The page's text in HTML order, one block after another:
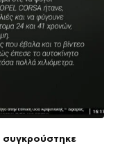
συγκρούστηκε